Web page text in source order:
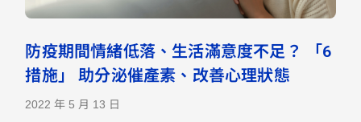
防疫期間情緒低落、生活滿意度不足？ 「6
措施」 助分泌催產素、改善心理狀態
2022 年 5 月 13 日